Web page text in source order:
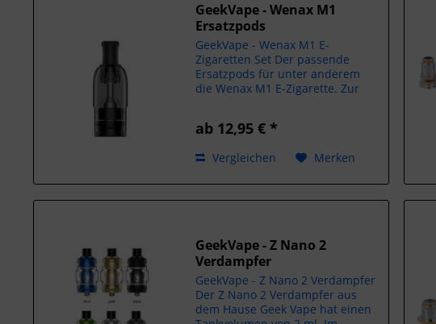
GeekVape - Wenax M1
Ersatzpods
GeekVape - Wenax M1 E-
Zigaretten Set Der passende
Ersatzpods für unter anderem
die Wenax M1 E-Zigarette. Zur
mit Filter Inhalt, entweder: 4x
Ersatzpods...
ab 12,95 € *
Vergleichen Merken
GeekVape - Z Nano 2
Verdampfer
GeekVape - Z Nano 2 Verdampfer
Der Z Nano 2 Verdampfer aus
dem Hause Geek Vape hat einen